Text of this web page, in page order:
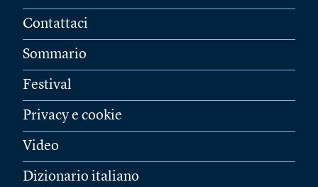
Contattaci
Sommario
Festival
Privacy e cookie
Video
Dizionario italiano